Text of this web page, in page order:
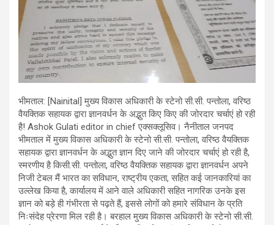
भीमताल: [Nainital] मुख्य विकास अधिकारी के स्टेनो सी.सी. पन्तोला, वरिष्ठ
वैयक्तिक सहायक द्वारा ज्ञानवर्धन के अद्भुत किए किए की जोरदार चर्चाएं हो रही
है! Ashok Gulati editor in chief एक्सक्लूसिव। नैनीताल जनपद
भीमताल में मुख्य विकास अधिकारी के स्टेनो सी.सी. पन्तोला, वरिष्ठ वैयक्तिक
सहायक द्वारा ज्ञानवर्धन के अद्भुत ज्ञान दिए जाने की जोरदार चर्चाएं हो रही है,
स्मरणीय है किसी.सी. पन्तोला, वरिष्ठ वैयक्तिक सहायक द्वारा ज्ञानवर्धन अपने
निजी टेबल मैं भारत का सविधान, राष्ट्रीय एकता, सहित कई जानकारियां का
उल्लेख किया है, कार्यालय में आने वाले अधिकारी सहित नागरिक उनके इस
ज्ञान को बड़े ही गंभीरता से पढ़ते हैं, इससे लोगों को हमारे संविधान के प्रति
निःसंदेह प्रेरणा मिल रही है। बरहाल मुख्य विकास अधिकारी के स्टेनो सी.सी.